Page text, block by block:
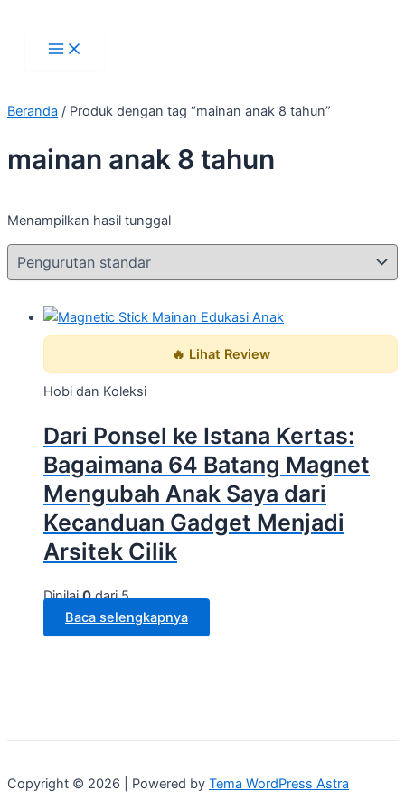
konten
Beranda / Produk dengan tag “mainan anak 8 tahun”
mainan anak 8 tahun
Menampilkan hasil tunggal
🔥 Lihat Review
Hobi dan Koleksi
Dari Ponsel ke Istana Kertas:
Bagaimana 64 Batang Magnet
Mengubah Anak Saya dari
Kecanduan Gadget Menjadi
Arsitek Cilik
Dinilai0dari 5
Baca selengkapnya
Copyright © 2026 | Powered by Tema WordPress Astra